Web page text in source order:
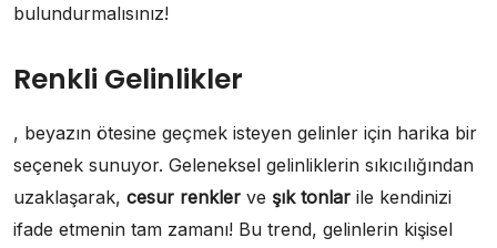
bulundurmalısınız!
Renkli Gelinlikler
, beyazın ötesine geçmek isteyen gelinler için harika bir
seçenek sunuyor. Geleneksel gelinliklerin sıkıcılığından
uzaklaşarak, cesur renkler ve şık tonlar ile kendinizi
ifade etmenin tam zamanı! Bu trend, gelinlerin kişisel